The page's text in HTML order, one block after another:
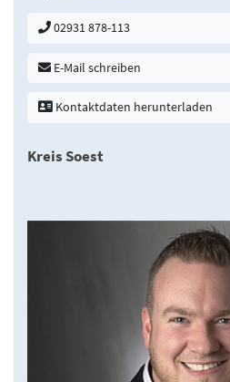
02931 878-113
E-Mail schreiben
Kontaktdaten herunterladen
Kreis Soest